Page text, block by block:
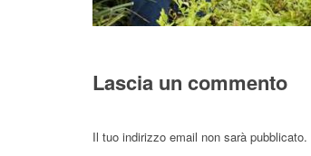
Lascia un commento
Il tuo indirizzo email non sarà pubblicato.